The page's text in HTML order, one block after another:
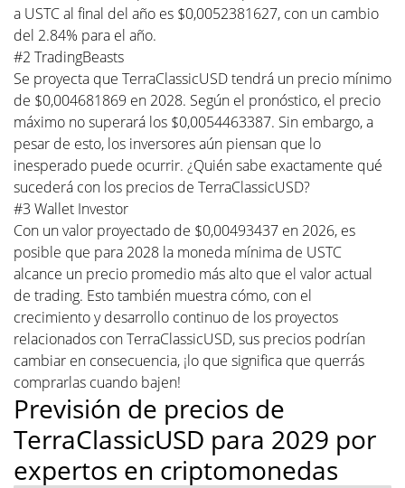
a USTC al final del año es $0,0052381627, con un cambio
del 2.84% para el año.
#2 TradingBeasts
Se proyecta que TerraClassicUSD tendrá un precio mínimo
de $0,004681869 en 2028. Según el pronóstico, el precio
máximo no superará los $0,0054463387. Sin embargo, a
pesar de esto, los inversores aún piensan que lo
inesperado puede ocurrir. ¿Quién sabe exactamente qué
sucederá con los precios de TerraClassicUSD?
#3 Wallet Investor
Con un valor proyectado de $0,00493437 en 2026, es
posible que para 2028 la moneda mínima de USTC
alcance un precio promedio más alto que el valor actual
de trading. Esto también muestra cómo, con el
crecimiento y desarrollo continuo de los proyectos
relacionados con TerraClassicUSD, sus precios podrían
cambiar en consecuencia, ¡lo que significa que querrás
comprarlas cuando bajen!
Previsión de precios de
TerraClassicUSD para 2029 por
expertos en criptomonedas